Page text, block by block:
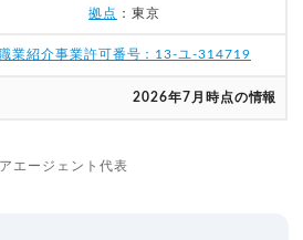
拠点 ：東京
業紹介事業許可番号：13-ユ-314719
2026年7月時点の情報
エージェント代表